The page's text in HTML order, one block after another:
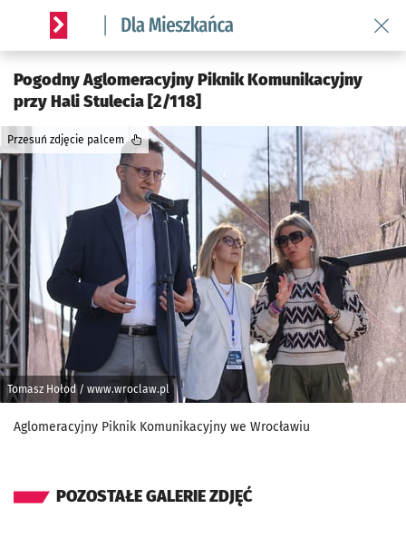
Serwis informacyjny wroclaw.pl podserwis: Dla mieszkańca
Pogodny Aglomeracyjny Piknik Komunikacyjny
przy Hali Stulecia [2/118]
Tomasz Hołod / www.wroclaw.pl
Przesuń zdjęcie palcem
Aglomeracyjny Piknik Komunikacyjny we Wrocławiu
POZOSTAŁE GALERIE ZDJĘĆ